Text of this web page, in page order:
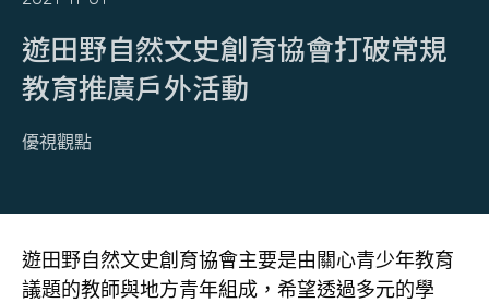
遊田野自然文史創育協會打破常規
教育推廣戶外活動
優視觀點
遊田野自然文史創育協會主要是由關心青少年教育
議題的教師與地方青年組成，希望透過多元的學